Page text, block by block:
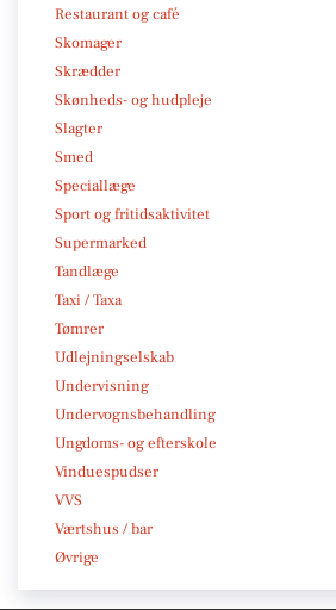
Restaurant og café
Skomager
Skrædder
Skønheds- og hudpleje
Slagter
Smed
Speciallæge
Sport og fritidsaktivitet
Supermarked
Tandlæge
Taxi / Taxa
Tømrer
Udlejningselskab
Undervisning
Undervognsbehandling
Ungdoms- og efterskole
Vinduespudser
VVS
Værtshus / bar
Øvrige